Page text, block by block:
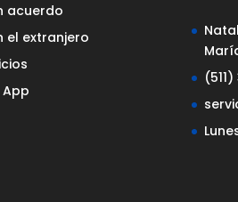
acuerdo
el extranjero
App